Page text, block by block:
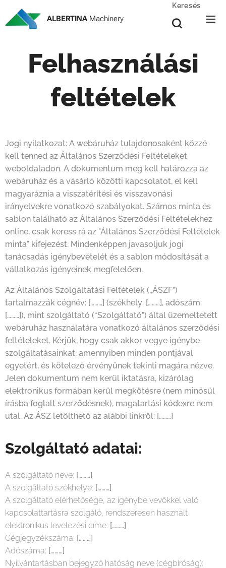
ALBERTINA Machinery
Keresés
Felhasználási
feltételek
Jogi nyilatkozat: A webáruház tulajdonosaként közzé
kell tenned az Általános Szerződési Feltételeket
weboldaladon. A dokumentum meg kell határozza az
webáruház és a vásárló közötti kapcsolatot, el kell
magyaráznia a visszatérítési és visszavonási
irányelvekre vonatkozó szabályokat. Számos minta és
sablon található az Általános Szerződési Feltételekhez
online, csak keress rá az "Általános Szerződési Feltételek
minta" kifejezést. Mindenképpen javasoljuk jogi
tanácsadás igénybevételét és a sablon módosítását a
vállalkozás igényeinek megfelelően.
Az Általános Szolgáltatási Feltételek („ÁSZF”)
tartalmazzák cégnév: [………] (székhely: [………], adószám:
[………]), mint szolgáltató (“Szolgáltató”) által üzemeltetett
webáruház használatára vonatkozó általános szerződési
feltételeket. Kérjük, hogy csak akkor vegye igénybe
szolgáltatásainkat, amennyiben minden pontjával
egyetért, és kötelező érvényűnek tekinti magára nézve.
Jelen dokumentum nem kerül iktatásra, kizárólag
elektronikus formában kerül megkötésre (nem minősül
írásba foglalt szerződésnek), magatartási kódexre nem
utal. Az ÁSZ letölthető az alábbi linkről: [………]
Szolgáltató adatai:
A szolgáltató neve: [………]
A szolgáltató székhelye: [………]
A szolgáltató elérhetősége, az igénybe vevőkkel való
kapcsolattartásra szolgáló, rendszeresen használt
elektronikus levelezési címe: [………]
Cégjegyzékszáma: [………]
Adószáma: [………]
Nyilvántartásban bejegyző hatóság neve (cégbíróság):